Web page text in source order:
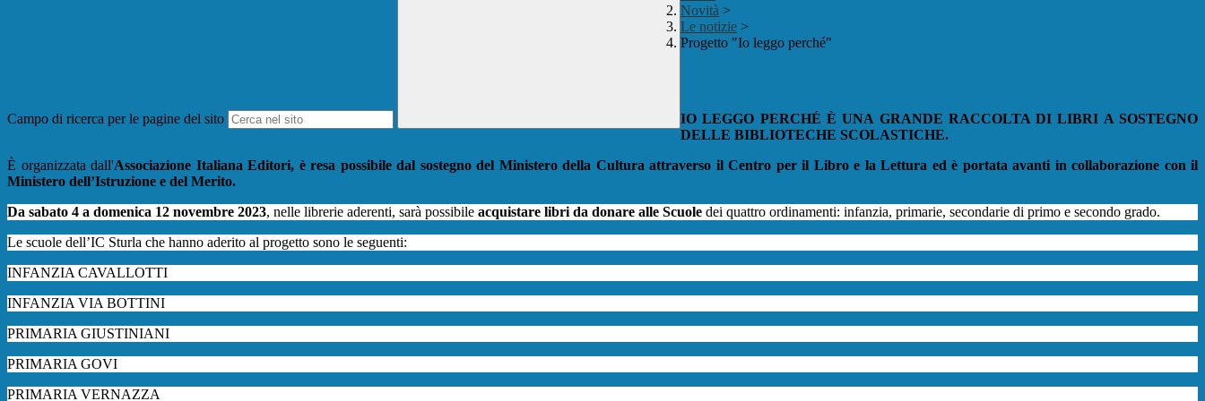
Campo di ricerca per le pagine del sito
Novità >
Le notizie >
Progetto "Io leggo perché"
IO LEGGO PERCHÉ È UNA GRANDE RACCOLTA DI LIBRI A SOSTEGNO
DELLE BIBLIOTECHE SCOLASTICHE.
È organizzata dall'Associazione Italiana Editori, è resa possibile dal sostegno del Ministero della Cultura attraverso il Centro per il Libro e la Lettura ed è portata avanti in collaborazione con il
Ministero dell’Istruzione e del Merito.
Da sabato 4 a domenica 12 novembre 2023, nelle librerie aderenti, sarà possibile acquistare libri da donare alle Scuole dei quattro ordinamenti: infanzia, primarie, secondarie di primo e secondo grado.
Le scuole dell’IC Sturla che hanno aderito al progetto sono le seguenti:
INFANZIA CAVALLOTTI
INFANZIA VIA BOTTINI
PRIMARIA GIUSTINIANI
PRIMARIA GOVI
PRIMARIA VERNAZZA